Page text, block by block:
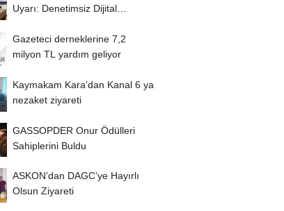
Uyarı: Denetimsiz Dijital
Gazeteci derneklerine 7,2
milyon TL yardım geliyor
Kaymakam Kara'dan Kanal 6 ya
nezaket ziyareti
GASSOPDER Onur Ödülleri
Sahiplerini Buldu
ASKON’dan DAGC’ye Hayırlı
Olsun Ziyareti